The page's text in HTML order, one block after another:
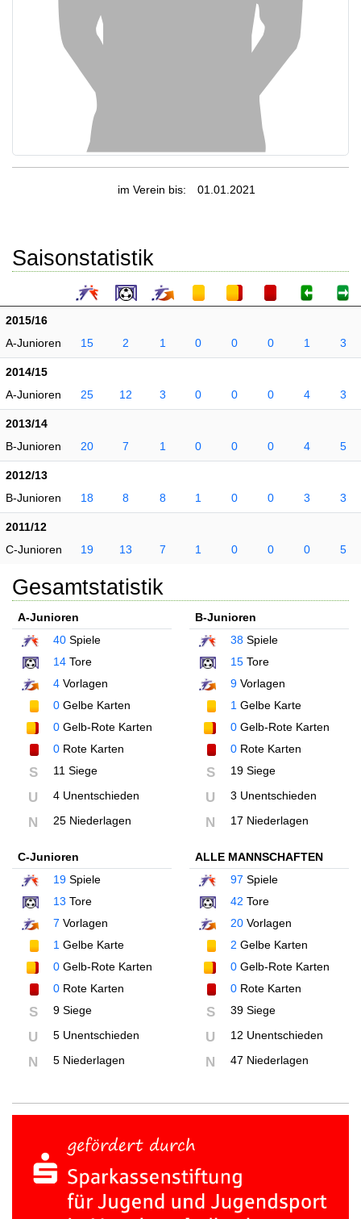
im Verein bis: 01.01.2021
Saisonstatistik
2015/16
A-Junioren
15 2 1 0 0 0 1 3
2014/15
A-Junioren
25 12 3 0 0 0 4 3
2013/14
B-Junioren
20 7 1 0 0 0 4 5
2012/13
B-Junioren
18 8 8 1 0 0 3 3
2011/12
C-Junioren
19 13 7 1 0 0 0 5
Gesamtstatistik
A-Junioren
40 Spiele
14 Tore
4 Vorlagen
0 Gelbe Karten
0 Gelb-Rote Karten
0 Rote Karten
S 11 Siege
U 4 Unentschieden
N 25 Niederlagen
B-Junioren
38Spiele
15Tore
9Vorlagen
1Gelbe Karte
0Gelb-Rote Karten
0Rote Karten
S 19 Siege
U 3 Unentschieden
N 17 Niederlagen
C-Junioren
19 Spiele
13 Tore
7 Vorlagen
1 Gelbe Karte
0 Gelb-Rote Karten
0 Rote Karten
S 9 Siege
U 5 Unentschieden
N 5 Niederlagen
ALLE MANNSCHAFTEN
97 Spiele
42 Tore
20Vorlagen
2 Gelbe Karten
0Gelb-Rote Karten
0Rote Karten
S 39 Siege
U 12 Unentschieden
N 47 Niederlagen